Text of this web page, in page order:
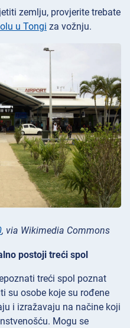
zemlju, provjerite trebate
u Tongi za vožnju.
, via Wikimedia Commons
postoji treći spol
treći spol poznat
su osobe koje su rođene
i izražavaju na načine koji
Mogu se